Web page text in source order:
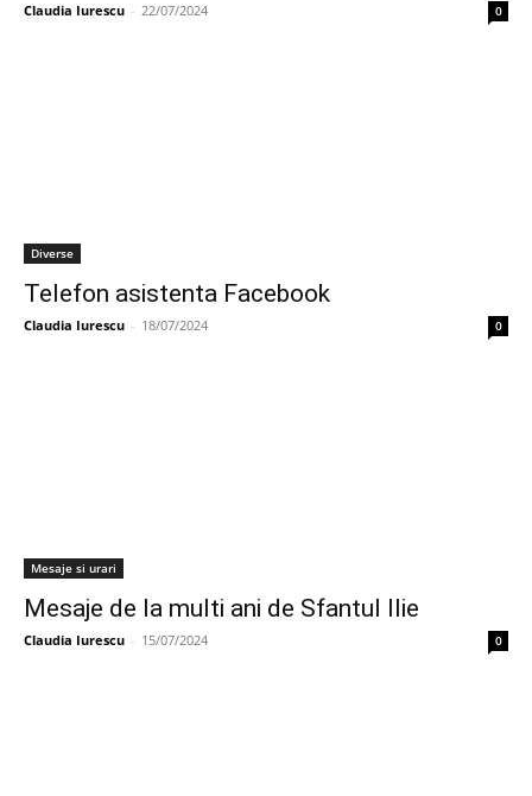
Claudia Iurescu - 22/07/2024 0
Diverse
Telefon asistenta Facebook
Claudia Iurescu - 18/07/2024 0
Mesaje si urari
Mesaje de la multi ani de Sfantul Ilie
Claudia Iurescu - 15/07/2024 0